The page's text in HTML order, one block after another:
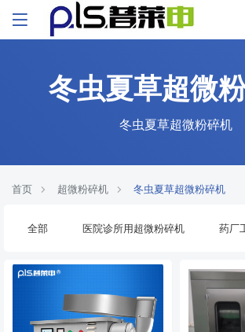
冬虫夏草超微
冬虫夏草超微粉碎机
首页 超微粉碎机 冬虫夏草超微粉碎机
全部 医院诊所用超微粉碎机 药厂